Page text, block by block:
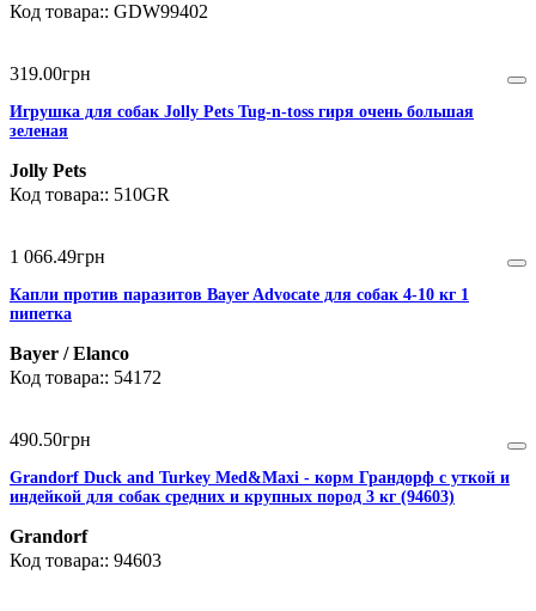
GDW99402
319.00грн
Игрушка для собак Jolly Pets Tug-n-toss гиря очень большая
зеленая
Jolly Pets
510GR
1 066.49грн
Капли против паразитов Bayer Advocate для собак 4-10 кг 1
пипетка
Bayer / Elanco
54172
490.50грн
Grandorf Duck and Turkey Med&Maxi - корм Грандорф с уткой и
индейкой для собак средних и крупных пород 3 кг (94603)
Grandorf
94603